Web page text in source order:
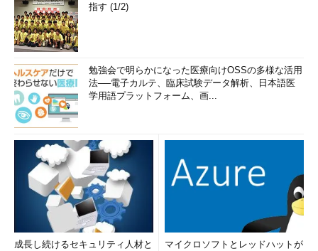
指す (1/2)
勉強会で明らかになった医療向けOSSの多様な活用
法──電子カルテ、臨床試験データ解析、日本語医
学用語プラットフォーム、画...
成長し続けるセキュリティ人材と
マイクロソフトとレッドハットが